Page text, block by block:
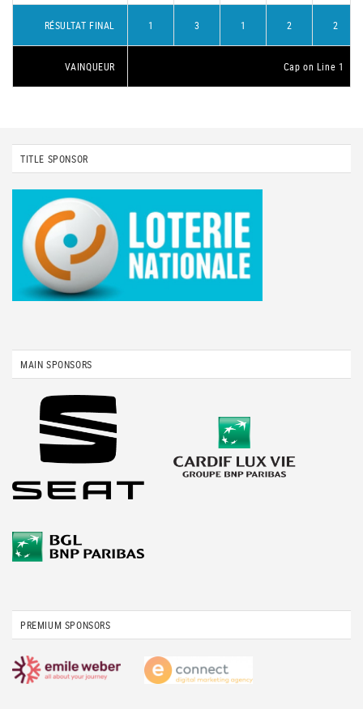
RÉSULTAT FINAL 1 3 1 2 2
VAINQUEUR Cap on Line 1
TITLE SPONSOR
MAIN SPONSORS
PREMIUM SPONSORS